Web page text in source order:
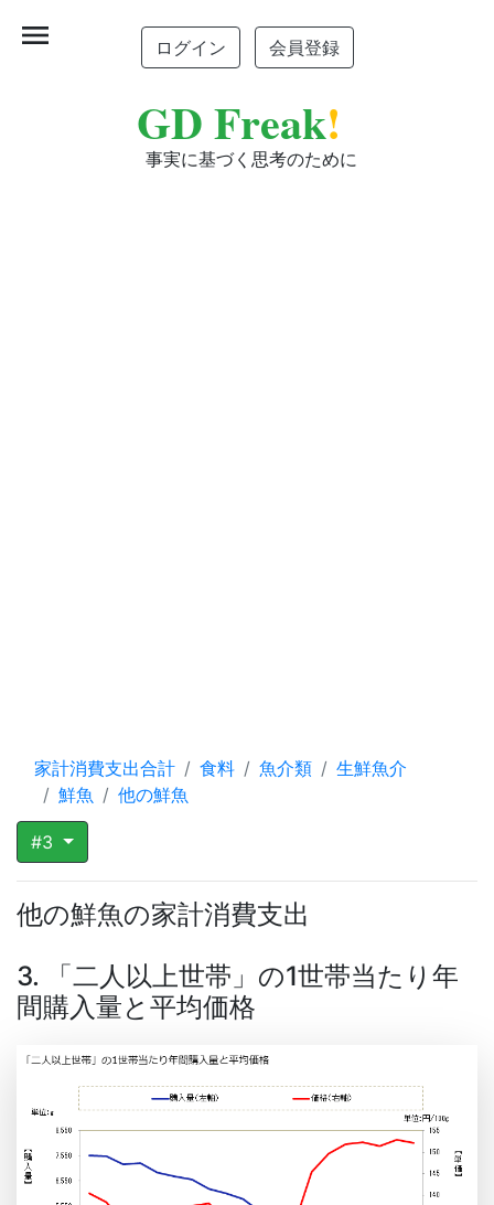
ログイン 会員登録
GD Freak!
事実に基づく思考のために
menu
家計消費支出合計 食料 魚介類
生鮮魚介
鮮魚
他の鮮魚
#3
他の鮮魚の家計消費支出
3. 「二人以上世帯」の1世帯当たり年
間購入量と平均価格